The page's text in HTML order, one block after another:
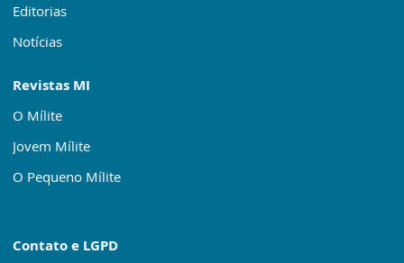
Editorias
Notícias
Revistas MI
O Mílite
Jovem Mílite
O Pequeno Mílite
Contato e LGPD